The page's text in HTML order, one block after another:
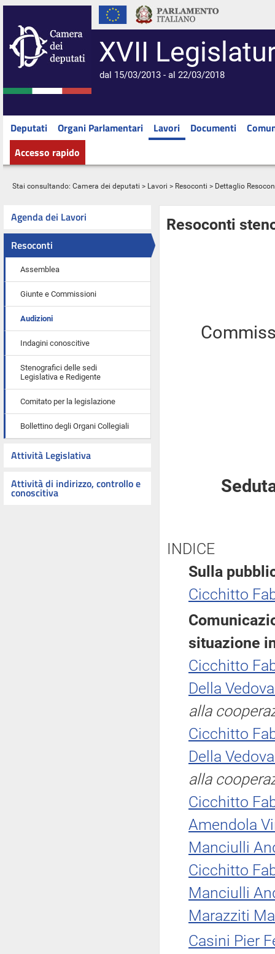
XVII
dal 15/03/2013 - al 22/03/2018
Deputati Organi Parlamentari Lavori Documenti
Accesso rapido
Stai consultando: Camera dei deputati > Lavori > Resoconti > Dettaglio
Agenda dei Lavori
Resoconti
Assemblea
Giunte e Commissioni
Audizioni
Indagini conoscitive
Stenografici delle sedi
Legislativa e Redigente
Comitato per la legislazione
Bollettino degli Organi Collegiali
Attività Legislativa
Attività di indirizzo, controllo e
conoscitiva
Resoconti
INDICE
Sulla
Cicchitto
situazione
Cicchitto
Della
alla
Cicchitto
Della
alla
Cicchitto
Amendola
Manciulli
Cicchitto
Manciulli
Marazziti
Casini Pier